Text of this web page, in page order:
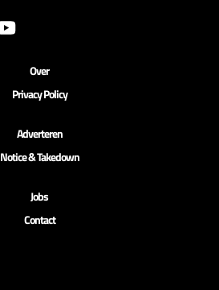
Over
Privacy Policy
Adverteren
Notice & Takedown
Jobs
Contact